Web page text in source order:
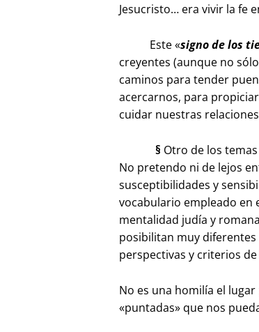
Jesucristo… era vivir la fe
Este «signo de los
creyentes (aunque no
caminos para tender
acercarnos, para
cuidar nuestras
§ Otro de los
No pretendo ni de lejos
susceptibilidades y
vocabulario empleado en
mentalidad judía y
posibilitan muy
perspectivas y criterios
No es una homilía el
«puntadas» que nos